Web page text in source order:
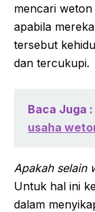
mencari weton
apabila
tersebut
dan tercukupi.
Baca Juga :
usaha
Apakah selain
Untuk hal ini
dalam